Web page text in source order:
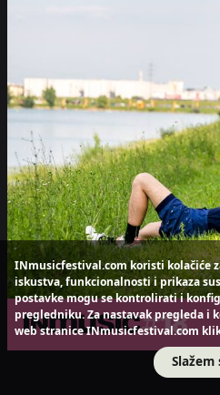
INmusicfestival.com koristi kolačiće
iskustva, funkcionalnosti i prikaza
postavke mogu se kontrolirati i
pregledniku. Za nastavak pregleda i
web stranice INmusicfestival.com
Slažem